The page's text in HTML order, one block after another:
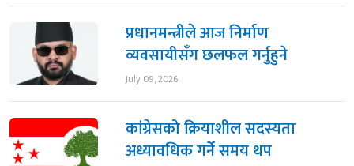
प्रधानमन्त्रीले आज निर्माण
व्यवसायीसँग छलफल गर्नुहुने
July 09, 2026
कांग्रेसको क्रियाशील सदस्यता
अध्यावधिक गर्ने समय थप